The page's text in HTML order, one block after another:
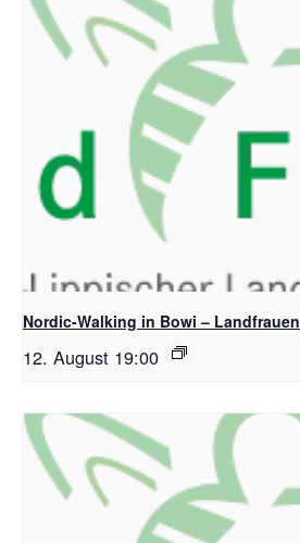
Nordic-Walking in Bowi – Landfrauen
12. August 19:00